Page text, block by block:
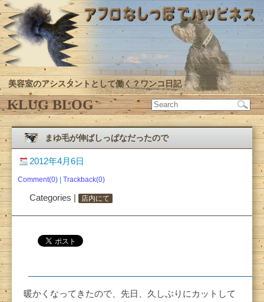
美容室のアシスタントとして働く？ワンコ日記
KLUG BLOG
まゆ毛が伸ばしっぱなだったので
2012年4月6日
Comment(0) Trackback(0)
Categories | 店内にて
暖かくなってきたので、先日、久しぶりにカットして